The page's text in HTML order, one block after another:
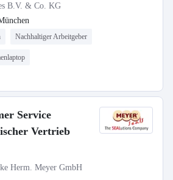
B.V. & Co. KG
Nachhaltiger Arbeitgeber
Service
Vertrieb
Herm. Meyer GmbH